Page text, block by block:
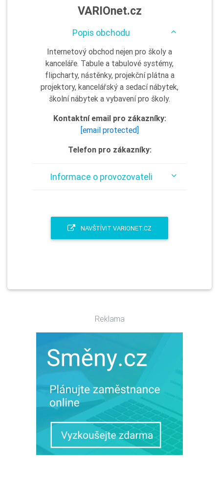
VARIOnet.cz
Popis obchodu
Internetový obchod nejen pro školy a
kanceláře. Tabule a tabulové systémy,
flipcharty, nástěnky, projekční plátna a
projektory, kancelářský a sedací nábytek,
školní nábytek a vybavení pro školy.
Kontaktní email pro zákazníky:
[email protected]
Telefon pro zákazníky:
Informace o provozovateli
NAVŠTÍVIT VARIONET.CZ
Reklama